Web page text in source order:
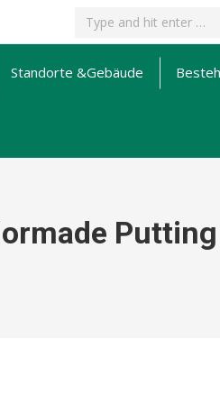
Search:
Standorte &Gebäude